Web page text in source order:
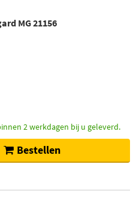
MG 21156
2 werkdagen bij u geleverd.
Bestellen